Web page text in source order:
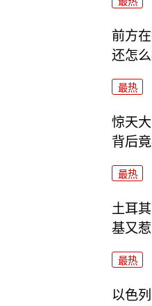
前方
还怎么
最热
惊天
背后
最热
土耳
基又
最热
以色